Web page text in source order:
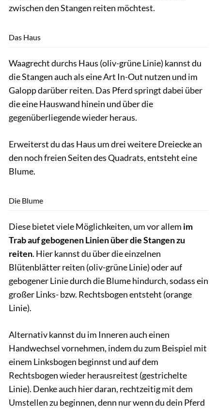
zwischen den Stangen reiten möchtest.
Das Haus
Waagrecht durchs Haus (oliv-grüne Linie) kannst du
die Stangen auch als eine Art In-Out nutzen und im
Galopp darüber reiten. Das Pferd springt dabei über
die eine Hauswand hinein und über die
gegenüberliegende wieder heraus.
Erweiterst du das Haus um drei weitere Dreiecke an
den noch freien Seiten des Quadrats, entsteht eine
Blume.
Die Blume
Diese bietet viele Möglichkeiten, um vor allem im
Trab auf gebogenen Linien über die Stangen zu
reiten. Hier kannst du über die einzelnen
Blütenblätter reiten (oliv-grüne Linie) oder auf
gebogener Linie durch die Blume hindurch, sodass ein
großer Links- bzw. Rechtsbogen entsteht (orange
Linie).
Alternativ kannst du im Inneren auch einen
Handwechsel vornehmen, indem du zum Beispiel mit
einem Linksbogen beginnst und auf dem
Rechtsbogen wieder herausreitest (gestrichelte
Linie). Denke auch hier daran, rechtzeitig mit dem
Umstellen zu beginnen, denn nur wenn du dein Pferd